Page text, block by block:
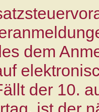
dem
der 10.